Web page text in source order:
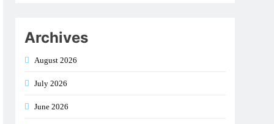
Archives
August 2026
July 2026
June 2026